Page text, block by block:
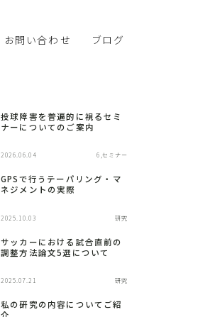
お問い合わせ ブログ
投球障害を普遍的に視るセミ
ナーについてのご案内
2026.06.04 6,セミナー
GPSで行うテーパリング・マ
ネジメントの実際
2025.10.03 研究
サッカーにおける試合直前の
調整方法論文5選について
2025.07.21 研究
私の研究の内容についてご紹